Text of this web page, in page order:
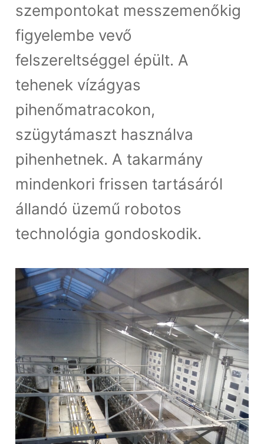
szempontokat messzemenőkig
figyelembe vevő
felszereltséggel épült. A
tehenek vízágyas
pihenőmatracokon,
szügytámaszt használva
pihenhetnek. A takarmány
mindenkori frissen tartásáról
állandó üzemű robotos
technológia gondoskodik.